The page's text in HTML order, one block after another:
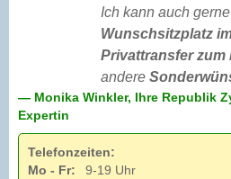
Ich kann auch
Wunschsitzplatz
Privattransfer zum
andere
— Monika Winkler, Ihre Republik
Expertin
Telefonzeiten:
Mo - Fr:
9-19 Uhr